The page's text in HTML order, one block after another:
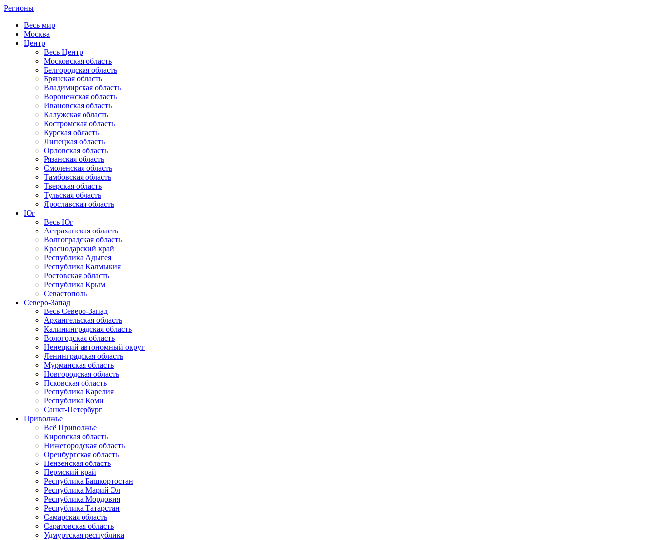
Регионы
Весь мир
Москва
Центр
Весь Центр
Московская область
Белгородская область
Брянская область
Владимирская область
Воронежская область
Ивановская область
Калужская область
Костромская область
Курская область
Липецкая область
Орловская область
Рязанская область
Смоленская область
Тамбовская область
Тверская область
Тульская область
Ярославская область
Юг
Весь Юг
Астраханская область
Волгоградская область
Краснодарский край
Республика Адыгея
Республика Калмыкия
Ростовская область
Республика Крым
Севастополь
Северо-Запад
Весь Северо-Запад
Архангельская область
Калининградская область
Вологодская область
Ненецкий автономный округ
Ленинградская область
Мурманская область
Новгородская область
Псковская область
Республика Карелия
Республика Коми
Санкт-Петербург
Приволжье
Всё Приволжье
Кировская область
Нижегородская область
Оренбургская область
Пензенская область
Пермский край
Республика Башкортостан
Республика Марий Эл
Республика Мордовия
Республика Татарстан
Самарская область
Саратовская область
Удмуртская республика